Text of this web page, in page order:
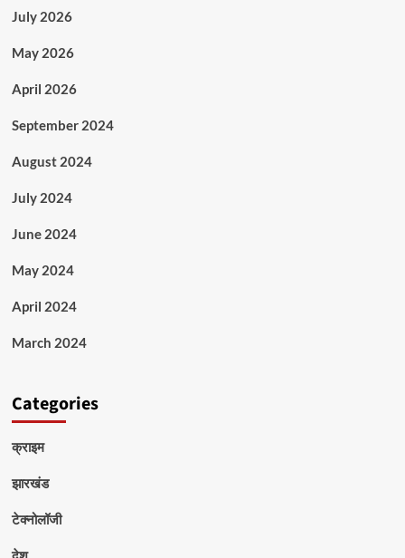
July 2026
May 2026
April 2026
September 2024
August 2024
July 2024
June 2024
May 2024
April 2024
March 2024
Categories
क्राइम
झारखंड
टेक्नोलॉजी